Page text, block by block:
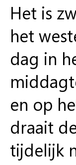
Het is
het
dag in
en op
draait
tijdelijk